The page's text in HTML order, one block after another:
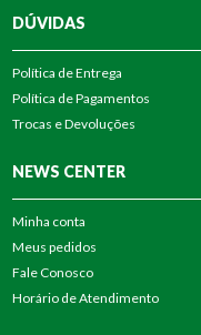
DÚVIDAS
Política de Entrega
Política de Pagamentos
Trocas e Devoluções
NEWS CENTER
Minha conta
Meus pedidos
Fale Conosco
Horário de Atendimento